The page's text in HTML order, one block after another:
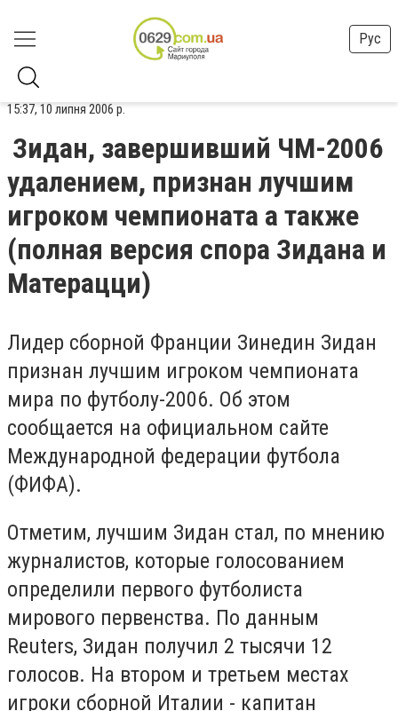
Рус
15:37, 10 липня 2006 р.
Зидан, завершивший ЧМ-2006
удалением, признан лучшим
игроком чемпионата а также
(полная версия спора Зидана и
Матерацци)
Лидер сборной Франции Зинедин Зидан
признан лучшим игроком чемпионата
мира по футболу-2006. Об этом
сообщается на официальном сайте
Международной федерации футбола
(ФИФА).
Отметим, лучшим Зидан стал, по мнению
журналистов, которые голосованием
определили первого футболиста
мирового первенства. По данным
Reuters, Зидан получил 2 тысячи 12
голосов. На втором и третьем местах
игроки сборной Италии - капитан